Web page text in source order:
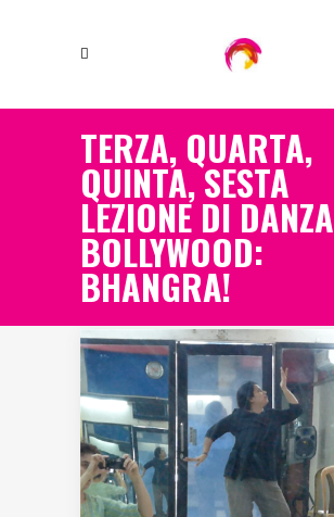
TERZA, QUARTA,
QUINTA, SESTA
LEZIONE DI DANZA
BOLLYWOOD:
BHANGRA!